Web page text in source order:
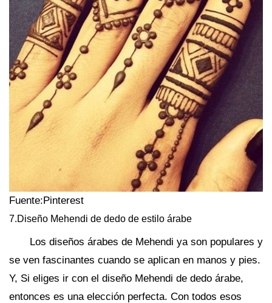
Fuente:Pinterest
7.Diseño Mehendi de dedo de estilo árabe
Los diseños árabes de Mehendi ya son populares y
se ven fascinantes cuando se aplican en manos y pies.
Y, Si eliges ir con el diseño Mehendi de dedo árabe,
entonces es una elección perfecta. Con todos esos